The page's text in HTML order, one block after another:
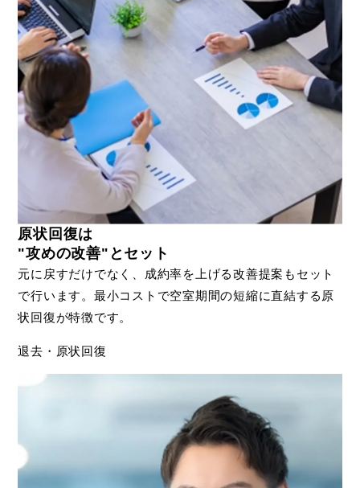
原状回復は
"攻めの改善"とセット
元に戻すだけでなく、成約率を上げる改善提案もセット
で行います。最小コストで空室期間の短縮に直結する原
状回復が特徴です。
退去・原状回復